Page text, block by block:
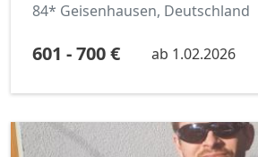
84* Geisenhausen, Deutschland
601 - 700 € ab 1.02.2026